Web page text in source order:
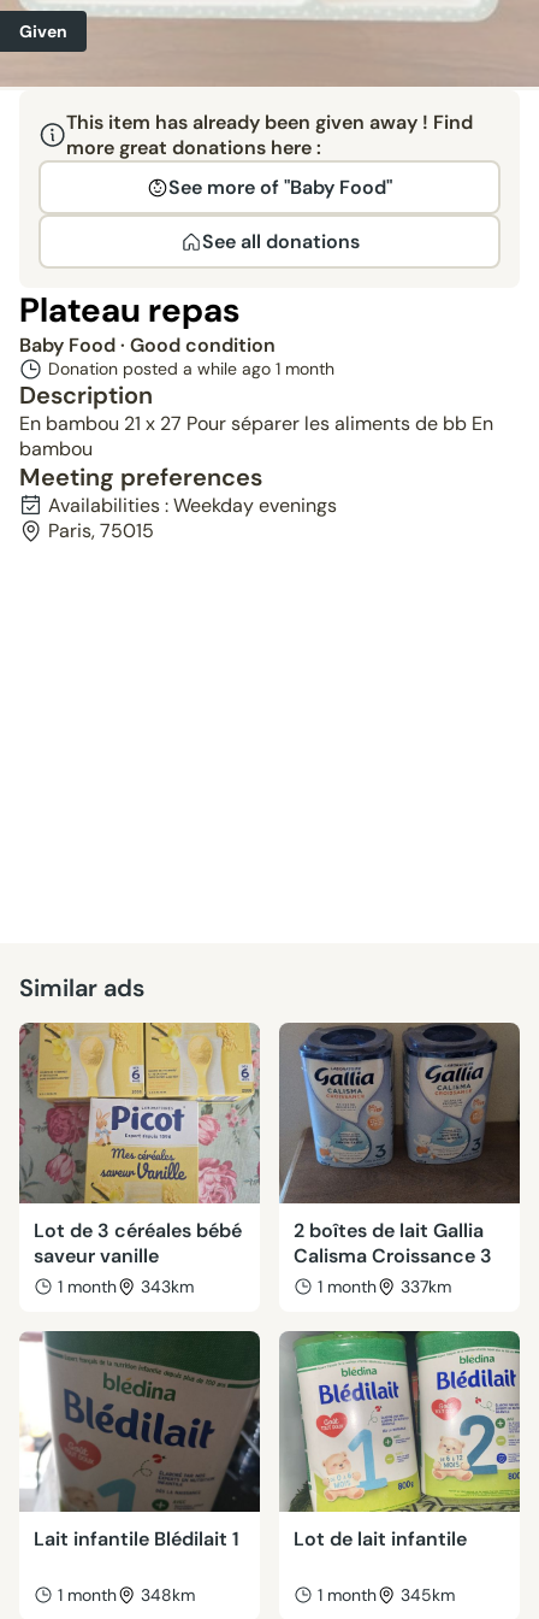
Given
This item has already been given away ! Find
more great donations here :
See more of "Baby Food"
See all donations
Plateau repas
Baby Food· Good condition
Donation posted a while ago 1 month
Description
En bambou 21 x 27 Pour séparer les aliments de bb En
bambou
Meeting preferences
Availabilities : Weekday evenings
Paris, 75015
Similar ads
Lot de 3 céréales bébé
saveur vanille
1 month 343km
2 boîtes de lait Gallia
Calisma Croissance 3
1 month 337km
Lait infantile Blédilait 1
1 month 348km
Lot de lait infantile
1 month 345km